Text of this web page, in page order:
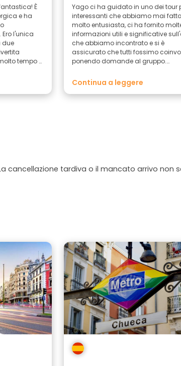
È
e ha
due
tempo a
di
al
Yago ci ha guidato in uno dei tour
interessanti che abbiamo mai
molto entusiasta, ci ha fornito
informazioni utili e significative
che abbiamo incontrato e si è
assicurato che tutti fossimo
ponendo domande al gruppo.
Continua a leggere
cancellazione tardiva o il mancato arrivo non